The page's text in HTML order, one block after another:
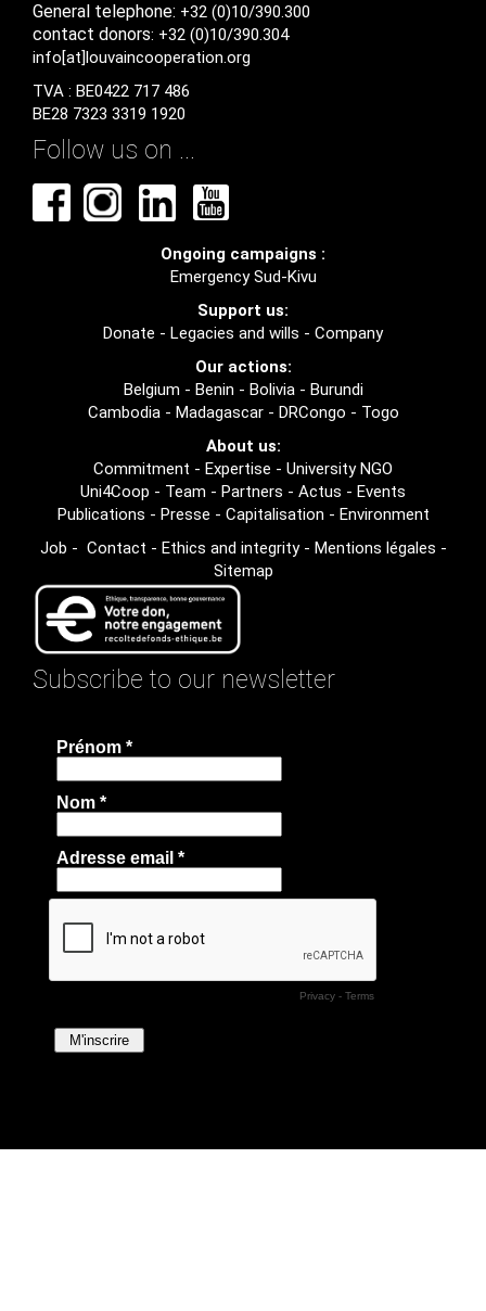
General telephone: +32 (0)10/390.300
contact donors: +32 (0)10/390.304
info[at]louvaincooperation.org
TVA : BE0422 717 486
BE28 7323 3319 1920
Follow us on ...
Ongoing campaigns :
Emergency Sud-Kivu
Support us:
Donate - Legacies and wills - Company
Our actions:
Belgium - Benin - Bolivia- Burundi
Cambodia- Madagascar- DRCongo - Togo
About us:
Commitment - Expertise - University NGO
Uni4Coop - Team - Partners - Actus - Events
Publications - Presse - Capitalisation - Environment
Job - Contact - Ethics and integrity- Mentions légales -
Sitemap
Subscribe to our newsletter